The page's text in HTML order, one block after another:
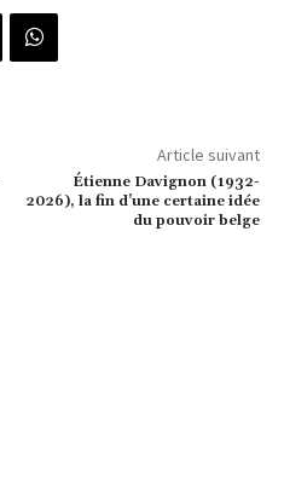
Article suivant
Étienne Davignon (1932-
2026), la fin d’une certaine idée
du pouvoir belge